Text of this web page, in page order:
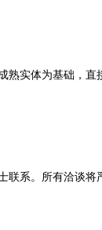
熟实体为基础，
系。所有洽谈将